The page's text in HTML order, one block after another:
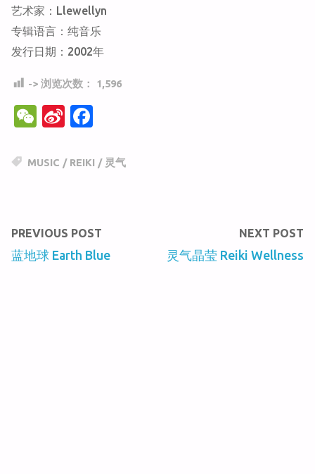
艺术家：Llewellyn
专辑语言：纯音乐
发行日期：2002年
-> 浏览次数： 1,596
W
C
Si
a
b
o
c
o
o
MUSIC / REIKI / 灵气
PREVIOUS POST
蓝地球 Earth Blue
NEXT POST
灵气晶莹 Reiki Wellness